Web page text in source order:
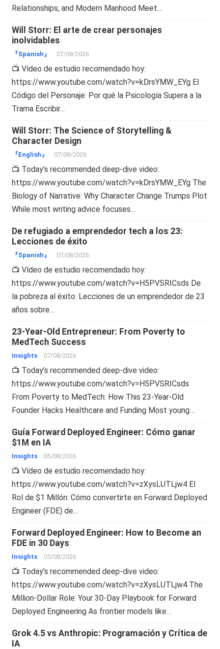
Relationships, and Modern Manhood Meet…
Will Storr: El arte de crear personajes
inolvidables
『Spanish』 07/08/2026
📺 Vídeo de estudio recomendado hoy:
https://www.youtube.com/watch?v=kDrsYMW_EYg El
Código del Personaje: Por qué la Psicología Supera a la
Trama Escribir…
Will Storr: The Science of Storytelling &
Character Design
『English』 07/08/2026
📺 Today’s recommended deep-dive video:
https://www.youtube.com/watch?v=kDrsYMW_EYg The
Biology of Narrative: Why Character Change Trumps Plot
While most writing advice focuses…
De refugiado a emprendedor tech a los 23:
Lecciones de éxito
『Spanish』 07/08/2026
📺 Vídeo de estudio recomendado hoy:
https://www.youtube.com/watch?v=H5PVSRICsds De
la pobreza al éxito: Lecciones de un emprendedor de 23
años sobre…
23-Year-Old Entrepreneur: From Poverty to
MedTech Success
Insights 07/08/2026
📺 Today’s recommended deep-dive video:
https://www.youtube.com/watch?v=H5PVSRICsds
From Poverty to MedTech: How This 23-Year-Old
Founder Hacks Healthcare and Funding Most young…
Guía Forward Deployed Engineer: Cómo ganar
$1M en IA
Insights 05/08/2026
📺 Vídeo de estudio recomendado hoy:
https://www.youtube.com/watch?v=zXysLUTLjw4 El
Rol de $1 Millón: Cómo convertirte en Forward Deployed
Engineer (FDE) de…
Forward Deployed Engineer: How to Become an
FDE in 30 Days
Insights 05/08/2026
📺 Today’s recommended deep-dive video:
https://www.youtube.com/watch?v=zXysLUTLjw4 The
Million-Dollar Role: Your 30-Day Playbook for Forward
Deployed Engineering As frontier models like…
Grok 4.5 vs Anthropic: Programación y Crítica de
IA